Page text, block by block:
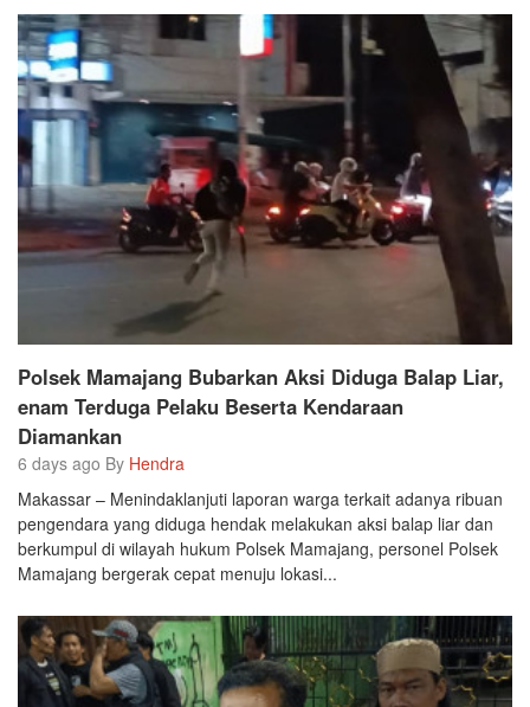
Polsek Mamajang Bubarkan Aksi Diduga Balap Liar,
enam Terduga Pelaku Beserta Kendaraan
Diamankan
6 days ago By Hendra
Makassar – Menindaklanjuti laporan warga terkait adanya ribuan
pengendara yang diduga hendak melakukan aksi balap liar dan
berkumpul di wilayah hukum Polsek Mamajang, personel Polsek
Mamajang bergerak cepat menuju lokasi...